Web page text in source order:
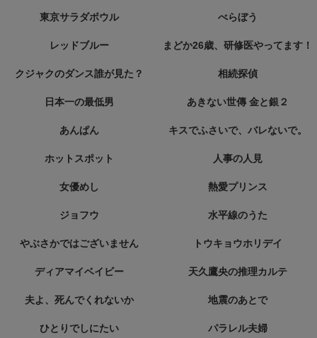
東京サラダボウル べらぼう
レッドブルー まどか26歳、研修医やってます！
クジャクのダンス誰が見た？ 相続探偵
日本一の最低男 あきない世傳 金と銀２
あんぱん キスでふさいで、バレないで。
ホットスポット 人事の人見
女優めし 熱愛プリンス
ジョフウ 水平線のうた
やぶさかではございません トウキョウホリデイ
ディアマイベイビー 天久鷹央の推理カルテ
夫よ、死んでくれないか 地震のあとで
ひとりでしにたい パラレル夫婦